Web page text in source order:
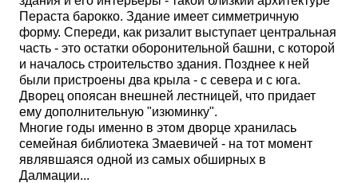
Пераста барокко. Здание имеет симметричную
форму. Спереди, как ризалит выступает центральная
часть - это остатки оборонительной башни, с которой
и началось строительство здания. Позднее к ней
были пристроены два крыла - с севера и с юга.
Дворец опоясан внешней лестницей, что придает
ему дополнительную "изюминку".
Многие годы именно в этом дворце хранилась
семейная библиотека Змаевичей - на тот момент
являвшаяся одной из самых обширных в
Далмации...